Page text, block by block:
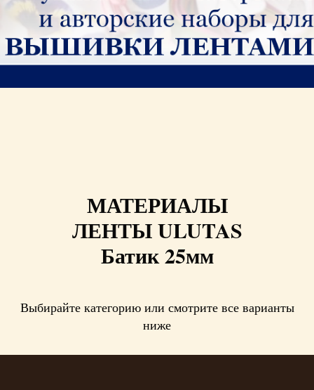
МАТЕРИАЛЫ
ЛЕНТЫ ULUTAS
Батик 25мм
Выбирайте категорию или смотрите все варианты
ниже